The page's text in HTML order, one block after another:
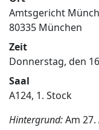
Amtsgericht
80335 München
Zeit
Donnerstag, den
Saal
A124, 1. Stock
Hintergrund:Am